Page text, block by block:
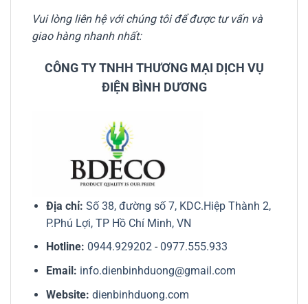
Vui lòng liên hệ với chúng tôi để được tư vấn và
giao hàng nhanh nhất:
CÔNG TY TNHH THƯƠNG MẠI DỊCH VỤ
ĐIỆN BÌNH DƯƠNG
Địa chỉ: Số 38, đường số 7, KDC.Hiệp Thành 2,
P.Phú Lợi, TP Hồ Chí Minh, VN
Hotline: 0944.929202- 0977.555.933
Email: info.dienbinhduong@gmail.com
Website: dienbinhduong.com